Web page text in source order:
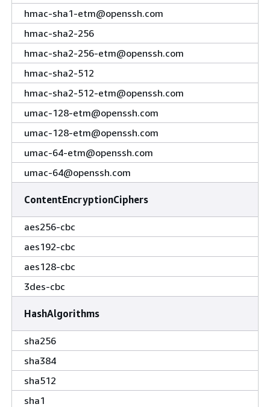
hmac-sha1-etm@openssh.com
hmac-sha2-256
hmac-sha2-256-etm@openssh.com
hmac-sha2-512
hmac-sha2-512-etm@openssh.com
umac-128-etm@openssh.com
umac-128-etm@openssh.com
umac-64-etm@openssh.com
umac-64@openssh.com
ContentEncryptionCiphers
aes256-cbc
aes192-cbc
aes128-cbc
3des-cbc
HashAlgorithms
sha256
sha384
sha512
sha1